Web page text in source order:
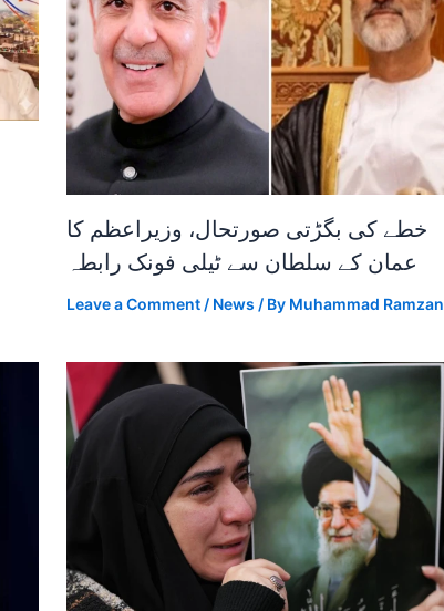
خطے کی بگڑتی صورتحال، وزیراعظم کا
عمان کے سلطان سے ٹیلی فونک رابطہ
Leave a Comment / News / By Muhammad Ramzan